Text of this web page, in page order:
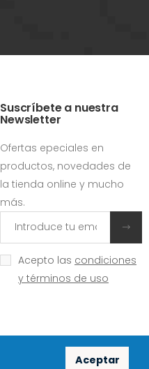
Aceptar
Suscríbete a nuestra
Newsletter
Ofertas epeciales en
productos, novedades de
la tienda online y mucho
más.
Acepto las condiciones
y términos de uso